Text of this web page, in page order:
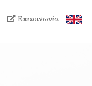
Επικοινωνία